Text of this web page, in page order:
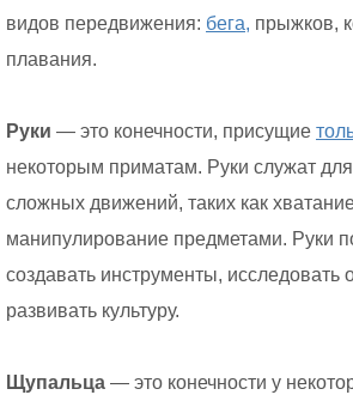
видов передвижения: бега, прыжков,
плавания.
Руки — это конечности, присущие
некоторым приматам. Руки служат
сложных движений, таких как
манипулирование предметами. Руки
создавать инструменты,
развивать культуру.
Щупальца — это конечности у